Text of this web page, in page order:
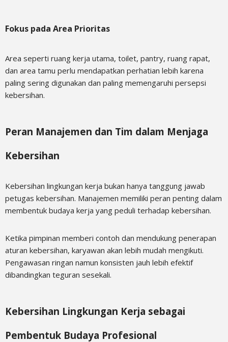
Fokus pada Area Prioritas
Area seperti ruang kerja utama, toilet, pantry, ruang rapat,
dan area tamu perlu mendapatkan perhatian lebih karena
paling sering digunakan dan paling memengaruhi persepsi
kebersihan.
Peran Manajemen dan Tim dalam Menjaga
Kebersihan
Kebersihan lingkungan kerja bukan hanya tanggung jawab
petugas kebersihan. Manajemen memiliki peran penting dalam
membentuk budaya kerja yang peduli terhadap kebersihan.
Ketika pimpinan memberi contoh dan mendukung penerapan
aturan kebersihan, karyawan akan lebih mudah mengikuti.
Pengawasan ringan namun konsisten jauh lebih efektif
dibandingkan teguran sesekali.
Kebersihan Lingkungan Kerja sebagai
Pembentuk Budaya Profesional